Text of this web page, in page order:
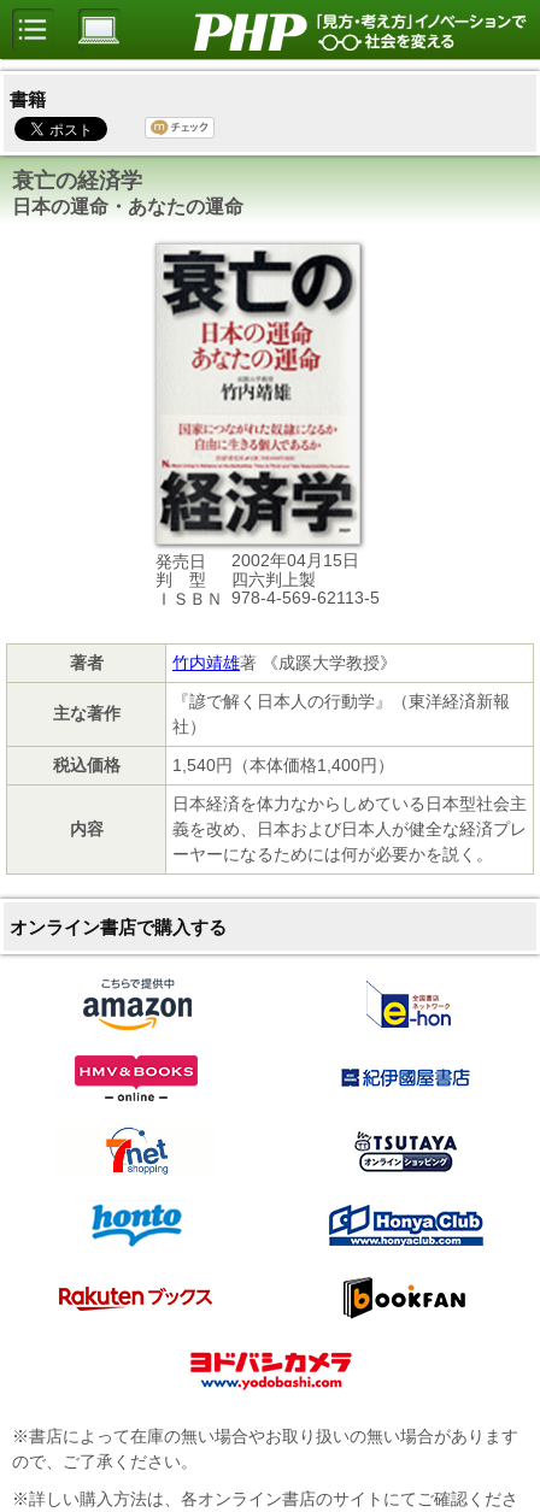
書籍
衰亡の経済学
日本の運命・あなたの運命
発売日
2002年04月15日
判 型
四六判上製
ＩＳＢＮ
978-4-569-62113-5
著者 竹内靖雄著 《成蹊大学教授》
主な著作
『諺で解く日本人の行動学』（東洋経済新報
社）
税込価格
1,540円（本体価格1,400円）
内容
日本経済を体力なからしめている日本型社会主
義を改め、日本および日本人が健全な経済プレ
ーヤーになるためには何が必要かを説く。
オンライン書店で購入する
※書店によって在庫の無い場合やお取り扱いの無い場合があります
ので、ご了承ください。
※詳しい購入方法は、各オンライン書店のサイトにてご確認くださ